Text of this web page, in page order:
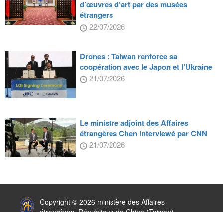
d’œuvres d’art par des musées
étrangers
22/07/2026
Drones : Taiwan renforce sa
coopération avec le Japon et l’Ukraine
21/07/2026
Le ministre adjoint des Affaires
étrangères Chen interviewé par CNN
21/07/2026
Copyright © 2026 ministère des Affaires